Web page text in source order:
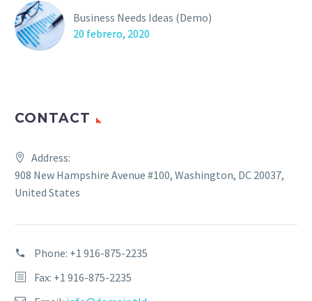
Business Needs Ideas (Demo)
20 febrero, 2020
CONTACT
Address:
908 New Hampshire Avenue #100, Washington, DC 20037,
United States
Phone: +1 916-875-2235
Fax: +1 916-875-2235